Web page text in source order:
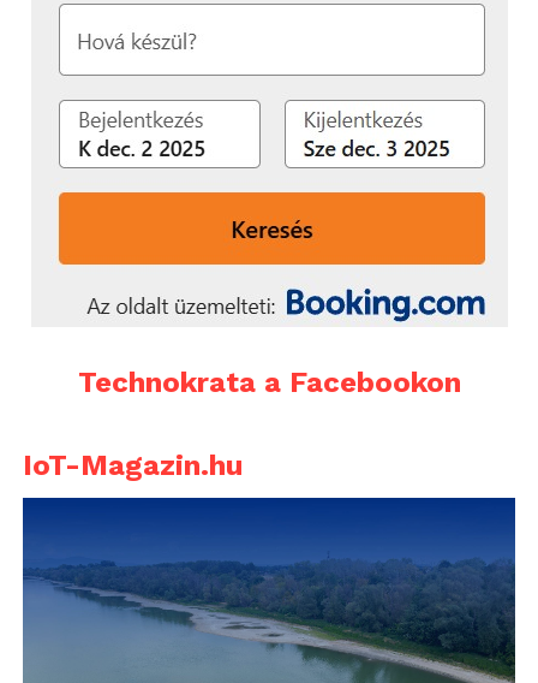
Technokrata a Facebookon
IoT-Magazin.hu